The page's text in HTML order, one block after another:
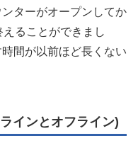
ターがオープンしてか
ることができまし
間が以前ほど長くない
インとオフライン)